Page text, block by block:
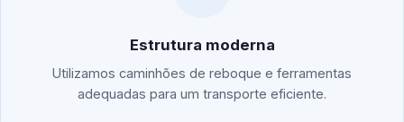
Estrutura moderna
Utilizamos caminhões de reboque e ferramentas
adequadas para um transporte eficiente.